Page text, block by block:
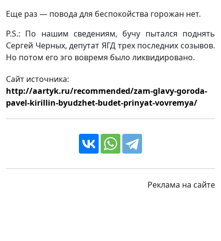
Еще раз — повода для беспокойства горожан нет.
P.S.: По нашим сведениям, бучу пытался поднять
Сергей Черных, депутат ЯГД трех последних созывов.
Но потом его эго вовремя было ликвидировано.
Сайт источника:
http://aartyk.ru/recommended/zam-glavy-goroda-
pavel-kirillin-byudzhet-budet-prinyat-vovremya/
Реклама на сайте